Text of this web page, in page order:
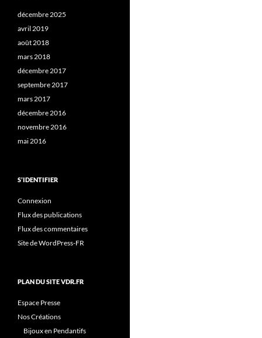
décembre 2025
avril 2019
août 2018
mars 2018
décembre 2017
septembre 2017
mars 2017
décembre 2016
novembre 2016
mai 2016
S’IDENTIFIER
Connexion
Flux des publications
Flux des commentaires
Site de WordPress-FR
PLAN DU SITE VDR.FR
Espace Presse
Nos Créations
Bijoux en Pendantifs